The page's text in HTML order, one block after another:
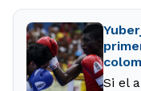
Si el